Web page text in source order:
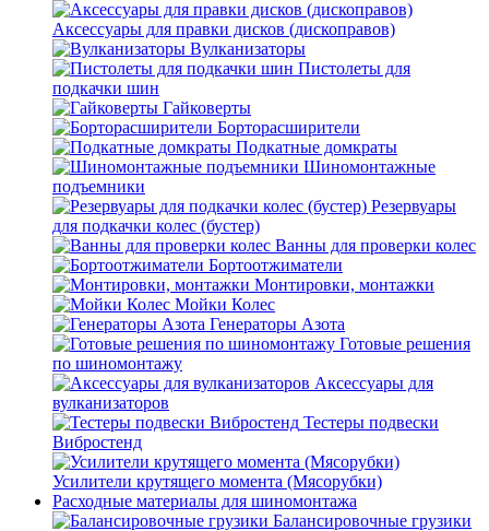
Аксессуары для правки дисков (дископравов)
Вулканизаторы
Пистолеты для
подкачки шин
Гайковерты
Борторасширители
Подкатные домкраты
Шиномонтажные
подъемники
Резервуары
для подкачки колес (бустер)
Ванны для проверки колес
Бортоотжиматели
Монтировки, монтажки
Мойки Колес
Генераторы Азота
Готовые решения
по шиномонтажу
Аксессуары для
вулканизаторов
Тестеры подвески
Вибростенд
Усилители крутящего момента (Мясорубки)
Расходные материалы для шиномонтажа
Балансировочные грузики